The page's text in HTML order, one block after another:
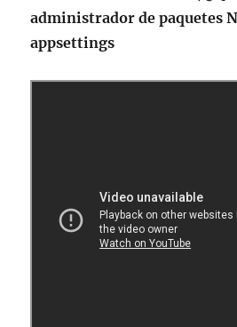
administrador de paquetes
appsettings